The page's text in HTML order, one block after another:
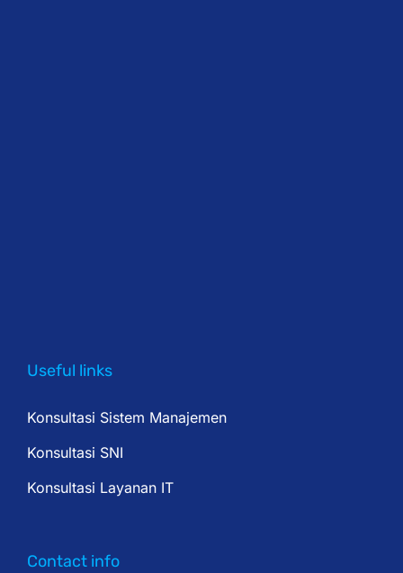
Useful links
Konsultasi Sistem Manajemen
Konsultasi SNI
Konsultasi Layanan IT
Contact info